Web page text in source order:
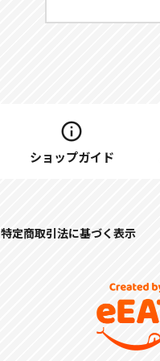
ショップガイド
特定商取引法に基づく表示